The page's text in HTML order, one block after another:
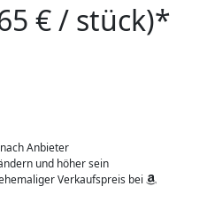
€ / stück)*
Anbieter
und höher sein
Verkaufspreis bei